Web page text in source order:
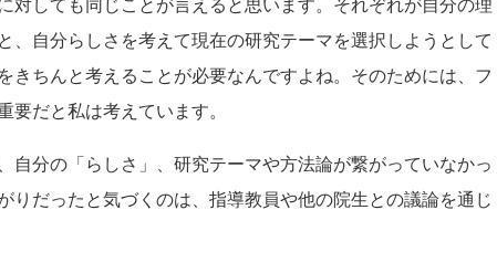
、自分らしさを考えて現在の研究テーマを選択しようとして
きちんと考えることが必要なんですよね。そのためには、フ
要だと私は考えています。
自分の「らしさ」、研究テーマや方法論が繋がっていなかっ
りだったと気づくのは、指導教員や他の院生との議論を通じ